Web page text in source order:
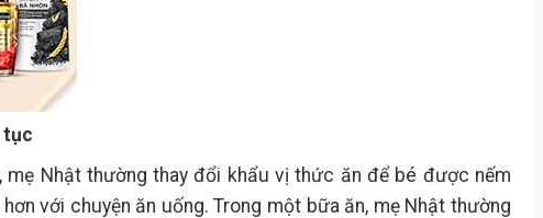
tục
Nhật thường thay đổi khẩu vị thức ăn để bé được nếm
với chuyện ăn uống. Trong một bữa ăn, mẹ Nhật thường